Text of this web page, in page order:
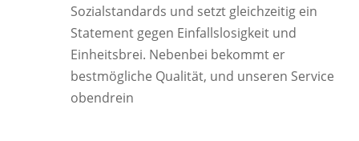
Sozialstandards und setzt gleichzeitig ein
Statement gegen Einfallslosigkeit und
Einheitsbrei. Nebenbei bekommt er
bestmögliche Qualität, und unseren Service
obendrein